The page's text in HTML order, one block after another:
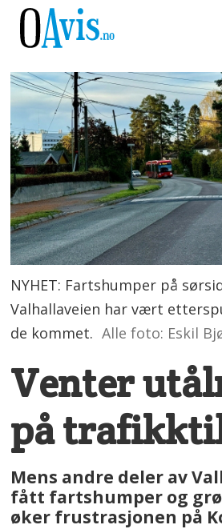
NYHET: Fartshumper på
Valhallaveien har vært
de kommet. Alle foto: Eskil
Venter
på
Mens andre deler av
fått fartshumper og
øker frustrasjonen på